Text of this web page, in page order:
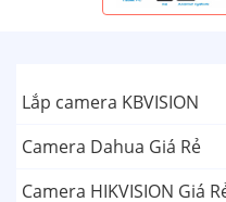
Lắp camera KBVISION
Camera Dahua Giá Rẻ
Camera HIKVISION Giá